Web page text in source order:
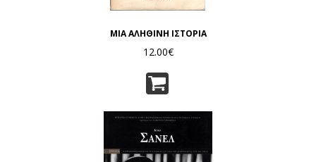
ΜΙΑ ΑΛΗΘΙΝΗ ΙΣΤΟΡΙΑ
12.00€